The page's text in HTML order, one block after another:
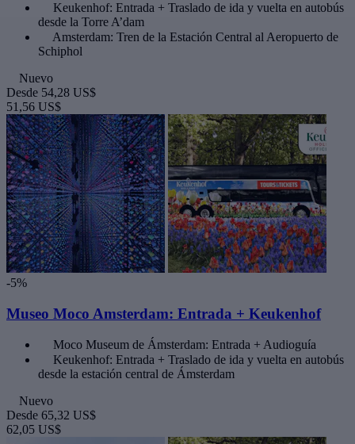
Keukenhof: Entrada + Traslado de ida y vuelta en autobús
desde la Torre A’dam
Amsterdam: Tren de la Estación Central al Aeropuerto de
Schiphol
Nuevo
Desde 54,28 US$
51,56 US$
-5%
Museo Moco Amsterdam: Entrada + Keukenhof
Moco Museum de Ámsterdam: Entrada + Audioguía
Keukenhof: Entrada + Traslado de ida y vuelta en autobús
desde la estación central de Ámsterdam
Nuevo
Desde 65,32 US$
62,05 US$